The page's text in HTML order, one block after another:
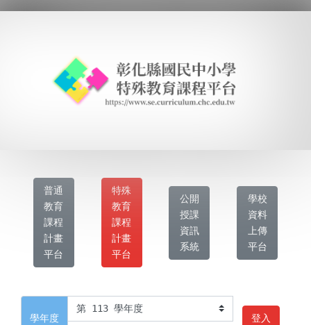
普通
教育
課程
計畫
平台
特殊
教育
課程
計畫
平台
公開
授課
資訊
系統
學校
資料
上傳
平台
學年度 登入